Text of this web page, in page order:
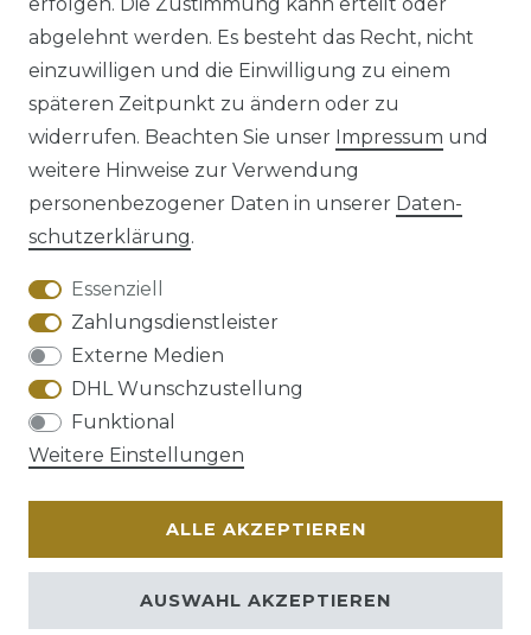
Impressum Daten­schutz­erklärung
AGB Barrierefreiheitserklärung
Widerrufs­recht
abgelehnt werden. Es besteht das Recht, nicht
einzuwilligen und die Einwilligung zu einem
späteren Zeitpunkt zu ändern oder zu
widerrufen. Beachten Sie unser Impressum und
weitere Hinweise zur Verwendung
personenbezogener Daten in unserer Daten­
schutz­erklärung.
Essenziell
Zahlungsdienstleister
Externe Medien
DHL Wunschzustellung
Funktional
Weitere Einstellungen
ALLE AKZEPTIEREN
AUSWAHL AKZEPTIEREN